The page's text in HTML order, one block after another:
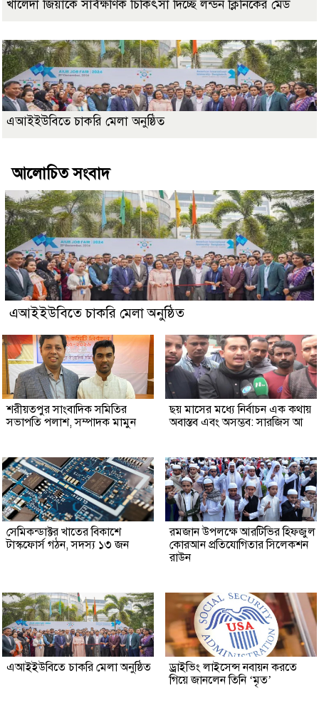
খালেদা জিয়াকে সার্বক্ষণিক চিকিৎসা দিচ্ছে লন্ডন ক্লিনিকের মেড
এআইইউবিতে চাকরি মেলা অনুষ্ঠিত
আলোচিত সংবাদ
এআইইউবিতে চাকরি মেলা অনুষ্ঠিত
শরীয়তপুর সাংবাদিক সমিতির
সভাপতি পলাশ, সম্পাদক মামুন
ছয় মাসের মধ্যে নির্বাচন এক কথায়
অবাস্তব এবং অসম্ভব: সারজিস আ
সেমিকন্ডাক্টর খাতের বিকাশে
টাস্কফোর্স গঠন, সদস্য ১৩ জন
রমজান উপলক্ষে আরটিভির হিফজুল
কোরআন প্রতিযোগিতার সিলেকশন
রাউন
এআইইউবিতে চাকরি মেলা অনুষ্ঠিত
ড্রাইভিং লাইসেন্স নবায়ন করতে
গিয়ে জানলেন তিনি ‘মৃত’